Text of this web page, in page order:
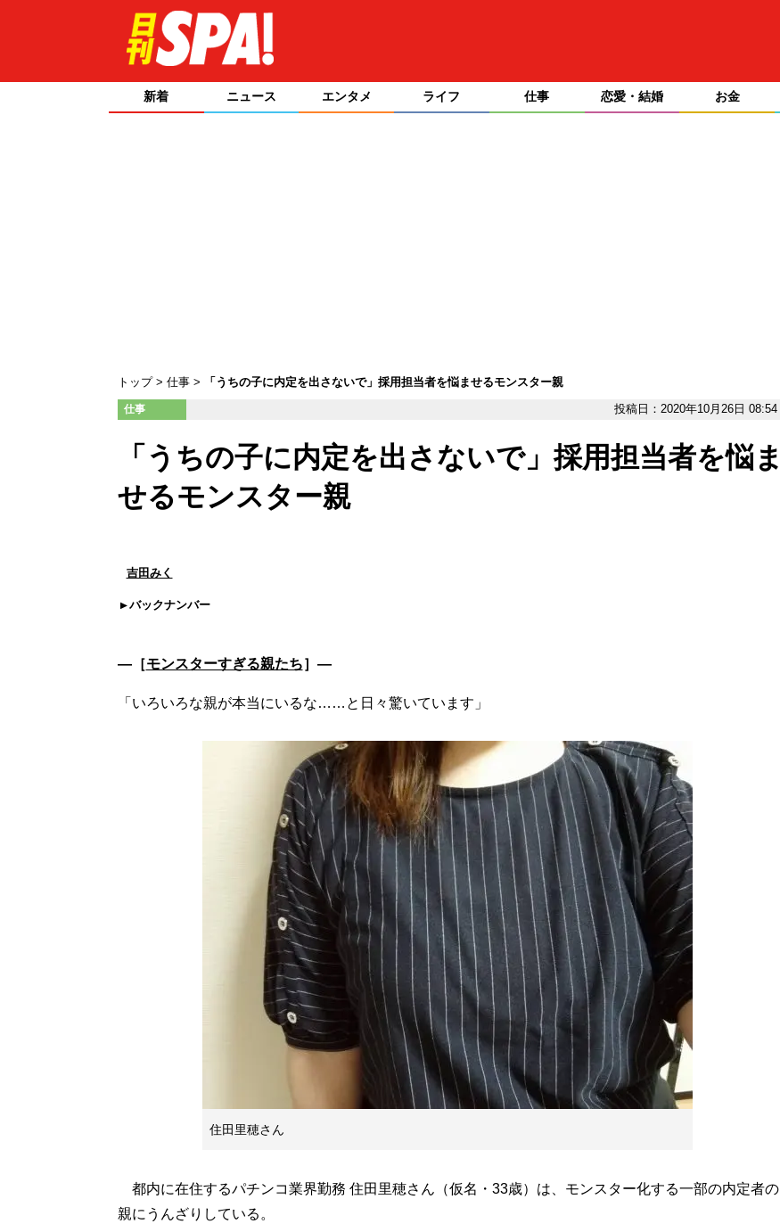
新着 ニュース エンタメ ライフ 仕事 恋愛・結婚 お金
トップ 仕事 「うちの子に内定を出さないで」採用担当者を悩ませるモンスター親
仕事 投稿日：2020年10月26日 08:54
「うちの子に内定を出さないで」採用担当者を悩ま
せるモンスター親
吉田みく
バックナンバー
―［モンスターすぎる親たち］―
「いろいろな親が本当にいるな……と日々驚いています」
住田里穂さん
都内に在住するパチンコ業界勤務 住田里穂さん（仮名・33歳）は、モンスター化する一部の内定者の
親にうんざりしている。